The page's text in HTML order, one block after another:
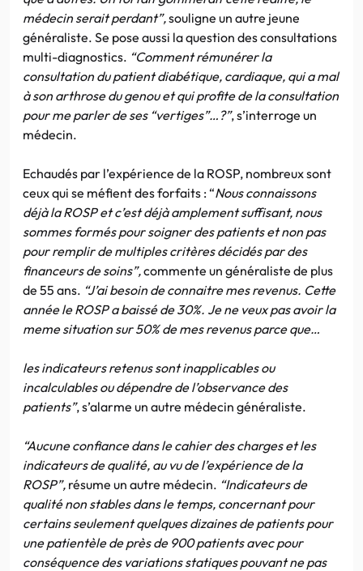
médecin serait perdant”,souligne un autre jeune
généraliste. Se pose aussi la question des consultations
multi-diagnostics. “Comment rémunérer la
consultation du patient diabétique, cardiaque, qui a mal
à son arthrose du genou et qui profite de la consultation
pour me parler de ses “vertiges”…?”, s’interroge un
médecin.
Echaudés par l’expérience de la ROSP, nombreux sont
ceux qui se méfient des forfaits : “Nous connaissons
déjà la ROSP et c’est déjà amplement suffisant, nous
sommes formés pour soigner des patients et non pas
pour remplir de multiples critères décidés par des
financeurs de soins”,commente un généraliste de plus
de 55 ans. “J’ai besoin de connaitre mes revenus. Cette
année le ROSP a baissé de 30%. Je ne veux pas avoir la
meme situation sur 50% de mes revenus parce que…
les indicateurs retenus sont inapplicables ou
incalculables ou dépendre de l’observance des
patients”, s’alarme un autre médecin généraliste.
“Aucune confiance dans le cahier des charges et les
indicateurs de qualité, au vu de l’expérience de la
ROSP”, résume un autre médecin. “Indicateurs de
qualité non stables dans le temps, concernant pour
certains seulement quelques dizaines de patients pour
une patientèle de près de 900 patients avec pour
conséquence des variations statiques pouvant ne pas